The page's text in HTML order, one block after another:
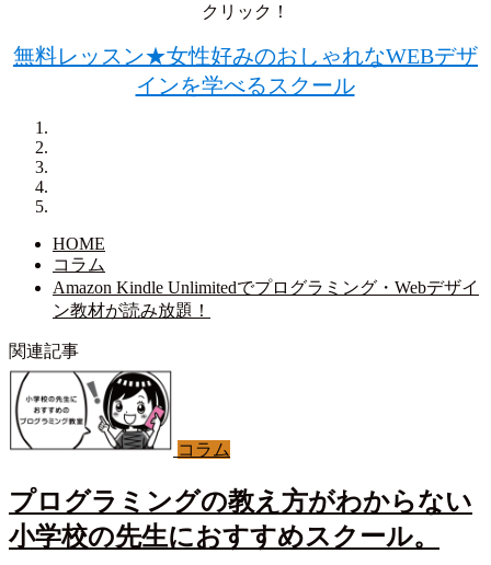
クリック！
無料レッスン★女性好みのおしゃれなWEBデザ
インを学べるスクール
HOME
コラム
Amazon Kindle Unlimitedでプログラミング・Webデザイ
ン教材が読み放題！
関連記事
コラム
プログラミングの教え方がわからない
小学校の先生におすすめスクール。